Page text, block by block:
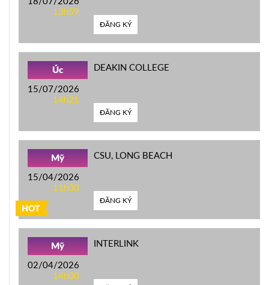
13h59
ĐĂNG KÝ
Úc
15/07/2026
14h21
DEAKIN COLLEGE
ĐĂNG KÝ
HOT
Mỹ
15/04/2026
11h00
CSU, LONG BEACH
ĐĂNG KÝ
Mỹ
02/04/2026
14h00
INTERLINK